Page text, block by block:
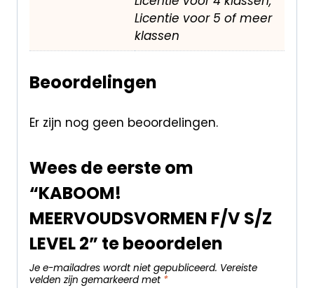
Licentie voor 5 of meer
klassen
Beoordelingen
Er zijn nog geen beoordelingen.
Wees de eerste om
“KABOOM!
MEERVOUDSVORMEN F/V S/Z
LEVEL 2” te beoordelen
Je e-mailadres wordt niet gepubliceerd. Vereiste
velden zijn gemarkeerd met *